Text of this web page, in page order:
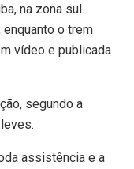
na zona sul.
enquanto o trem
vídeo e publicada
segundo a
assistência e a